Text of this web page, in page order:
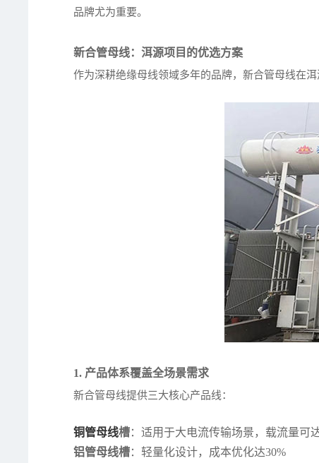
品牌尤为重要。
新合管母线：洱源项目的优选方案
作为深耕绝缘母线领域多年的品牌，新合管母线在
1. 产品体系覆盖全场景需求
新合管母线提供三大核心产品线：
铜管母线槽：适用于大电流传输场景，载流量可
铝管母线槽：轻量化设计，成本优化达30%